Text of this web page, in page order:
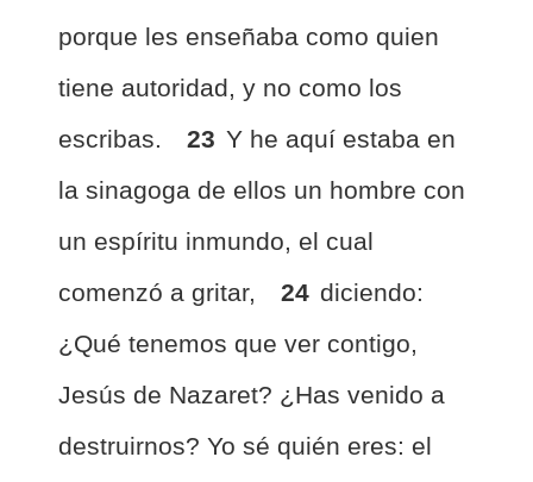
porque les enseñaba como quien
tiene autoridad, y no como los
escribas.
23 Y he aquí estaba en
la sinagoga de ellos un hombre con
un espíritu inmundo, el cual
comenzó a gritar,
24 diciendo:
¿Qué tenemos que ver contigo,
Jesús de Nazaret? ¿Has venido a
destruirnos? Yo sé quién eres: el